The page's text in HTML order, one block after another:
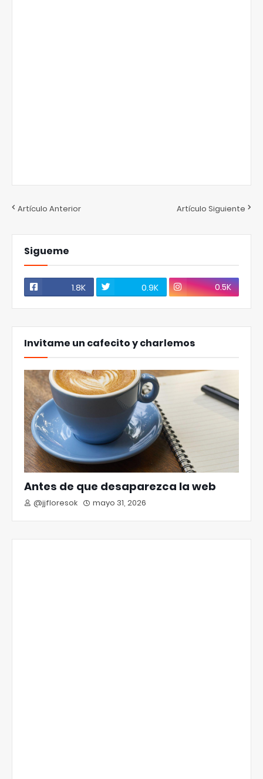
Artículo Anterior Artículo Siguiente
Sigueme
1.8K 0.9K 0.5K
Invitame un cafecito y charlemos
Antes de que desaparezca la web
@jjfloresok mayo 31, 2026